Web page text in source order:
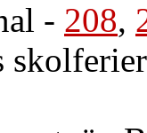
- 208,
skolferier